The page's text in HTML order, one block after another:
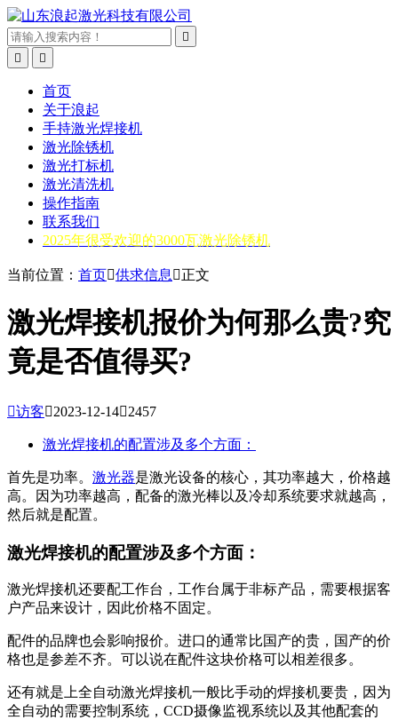



首页
关于浪起
手持激光焊接机
激光除锈机
激光打标机
激光清洗机
操作指南
联系我们
2025年很受欢迎的3000瓦激光除锈机
当前位置： 首页供求信息 正文
激光焊接机报价为何那么贵?究
竟是否值得买?
访客2023-12-142457
激光焊接机的配置涉及多个方面：
首先是功率。 激光器是激光设备的核心，其功率越大，价格越
高。因为功率越高，配备的激光棒以及冷却系统要求就越高，
然后就是配置。
激光焊接机的配置涉及多个方面：
激光焊接机还要配工作台，工作台属于非标产品，需要根据客
户产品来设计，因此价格不固定。
配件的品牌也会影响报价。进口的通常比国产的贵，国产的价
格也是参差不齐。可以说在配件这块价格可以相差很多。
还有就是上全自动激光焊接机一般比手动的焊接机要贵，因为
全自动的需要控制系统，CCD摄像监视系统以及其他配套的